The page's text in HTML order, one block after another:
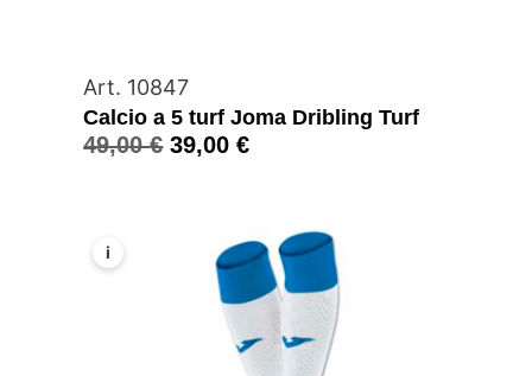
Art. 10847
Calcio a 5 turf Joma Dribling Turf
49,00€ 39,00€
i